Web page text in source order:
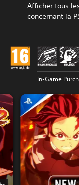
Afficher tous
concernant la
In-Game